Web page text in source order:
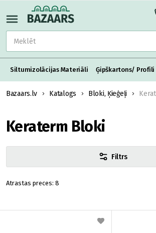
Siltumizolācijas Materiāli Ģipškartons/ Profili
Bazaars.lv Katalogs Bloki, Ķieģeļi
Keraterm Bloki
Filtrs
8